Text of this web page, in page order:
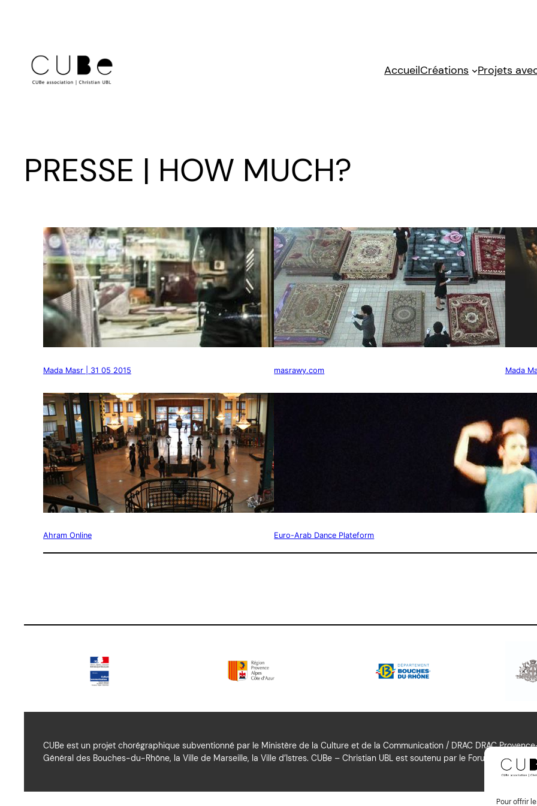
Pour offrir
AccueilCréations Projets
PRESSE | HOW MUCH?
Mada Masr | 31 05 2015 masrawy.com Mada
Ahram Online Euro-Arab Dance Plateform
CUBe est un projet chorégraphique subventionné par le Ministère de la Culture et de la Communication / DRAC DRAC
Général des Bouches-du-Rhône, la Ville de Marseille, la Ville d’Istres. CUBe – Christian UBL est soutenu par le Forum Culturel